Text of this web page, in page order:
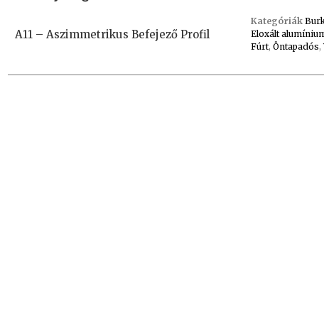
A11 – Aszimmetrikus Befejező Profil
Kategóriák
Eloxált
Fúrt,Öntapadós,